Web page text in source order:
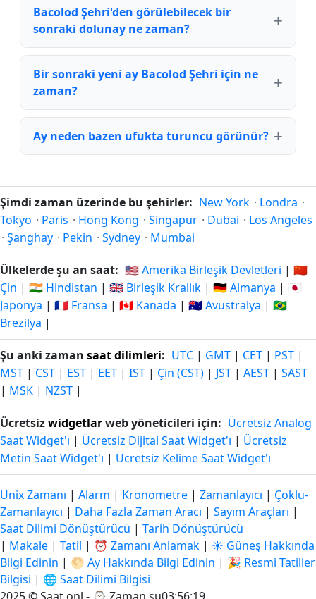
Bacolod Şehri'den görülebilecek bir
sonraki dolunay ne zaman?
Bir sonraki yeni ay Bacolod Şehri için ne
zaman?
Ay neden bazen ufukta turuncu görünür?
Şimdi zaman üzerinde bu şehirler: New York · Londra ·
Tokyo · Paris · Hong Kong · Singapur · Dubai · Los Angeles
· Şanghay · Pekin · Sydney · Mumbai
Ülkelerde şu an saat: 🇺🇸 Amerika Birleşik Devletleri | 🇨🇳
Çin | 🇮🇳 Hindistan | 🇬🇧 Birleşik Krallık | 🇩🇪 Almanya | 🇯🇵
Japonya | 🇫🇷 Fransa | 🇨🇦 Kanada | 🇦🇺 Avustralya | 🇧🇷
Brezilya |
Şu anki zaman saat dilimleri: UTC | GMT | CET | PST |
MST | CST | EST | EET | IST | Çin (CST) | JST | AEST | SAST
| MSK | NZST |
Ücretsizwidgetlarweb yöneticileri için: Ücretsiz Analog
Saat Widget'ı | Ücretsiz Dijital Saat Widget'ı | Ücretsiz
Metin Saat Widget'ı | Ücretsiz Kelime Saat Widget'ı
Unix Zamanı | Alarm | Kronometre | Zamanlayıcı | Çoklu-
Zamanlayıcı | Daha Fazla Zaman Aracı | Sayım Araçları |
Saat Dilimi Dönüştürücü | Tarih Dönüştürücü
| Makale | Tatil | ⏰ Zamanı Anlamak | ☀️ Güneş Hakkında
Bilgi Edinin | 🌕 Ay Hakkında Bilgi Edinin | 🎉 Resmi Tatiller
Bilgisi | 🌐 Saat Dilimi Bilgisi